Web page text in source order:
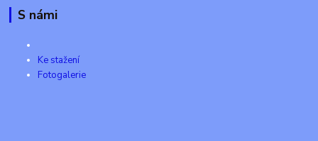
S námi
Ke stažení
Fotogalerie